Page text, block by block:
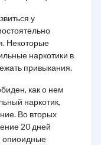
у
Некоторые
наркотики в
привыкания.
как о нем
наркотик,
Во вторых
20 дней
опиоидные